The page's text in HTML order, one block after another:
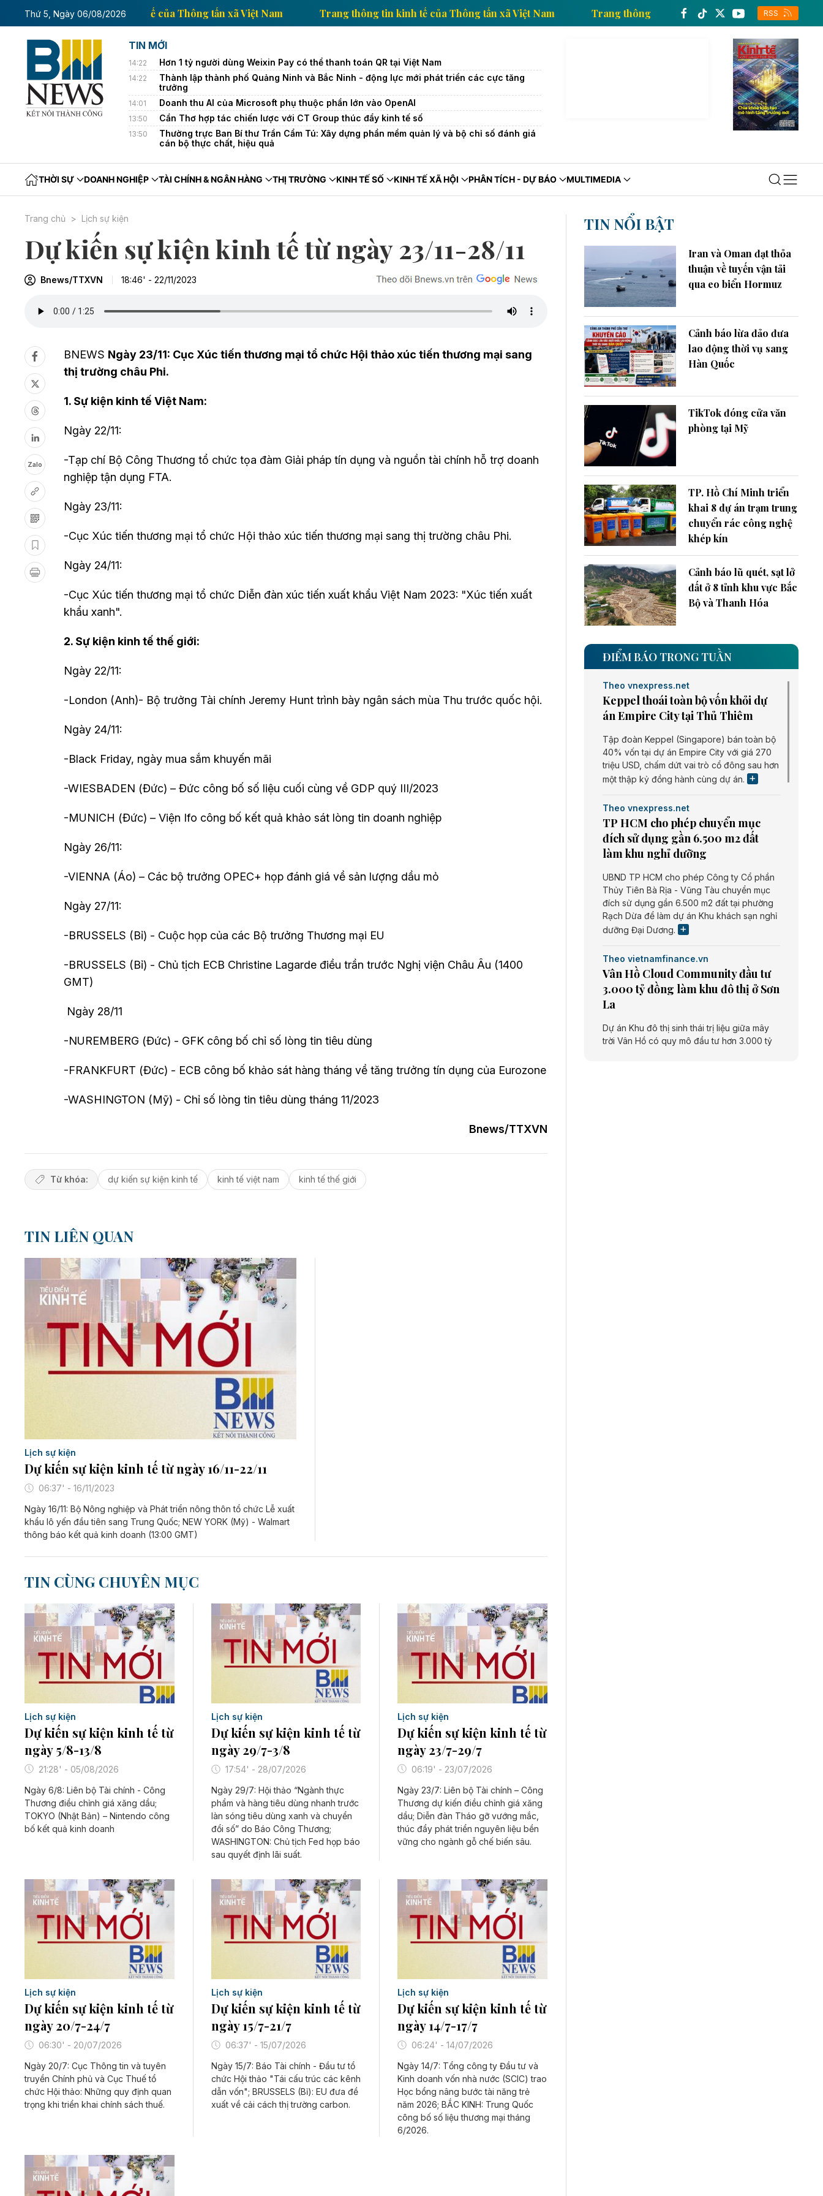
Thứ 5, Ngày 06/08/2026Trang thông tin kinh tế của Thông tấn xã Việt Nam Trang thông tin kinh tế của Thông tấn xã Việt Nam Trang thông tin kinh tế của Thông tấn xã
RSS
TIN MỚI
14:22 Hơn 1 tỷ người dùng Weixin Pay có thể thanh toán QR tại Việt Nam
14:22
Thành lập thành phố Quảng Ninh và Bắc Ninh - động lực mới phát triển các cực tăng
trưởng
14:01 Doanh thu AI của Microsoft phụ thuộc phần lớn vào OpenAI
13:50 Cần Thơ hợp tác chiến lược với CT Group thúc đẩy kinh tế số
13:50
Thường trực Ban Bí thư Trần Cẩm Tú: Xây dựng phần mềm quản lý và bộ chỉ số đánh giá
cán bộ thực chất, hiệu quả
THỜI SỰ DOANH NGHIỆP TÀI CHÍNH & NGÂN HÀNG THỊ TRƯỜNG KINH TẾ SỐ KINH TẾ XÃ HỘI PHÂN TÍCH - DỰ BÁO MULTIMEDIA
Trang chủ Lịch sự kiện
Dự kiến sự kiện kinh tế từ ngày 23/11-28/11
Bnews/TTXVN 18:46' - 22/11/2023
Zalo
BNEWS Ngày 23/11: Cục Xúc tiến thương mại tổ chức Hội thảo xúc tiến thương mại sang
thị trường châu Phi.
1. Sự kiện kinh tế Việt Nam:
Ngày 22/11:
-Tạp chí Bộ Công Thương tổ chức tọa đàm Giải pháp tín dụng và nguồn tài chính hỗ trợ doanh
nghiệp tận dụng FTA.
Ngày 23/11:
-Cục Xúc tiến thương mại tổ chức Hội thảo xúc tiến thương mại sang thị trường châu Phi.
Ngày 24/11:
-Cục Xúc tiến thương mại tổ chức Diễn đàn xúc tiến xuất khẩu Việt Nam 2023: "Xúc tiến xuất
khẩu xanh".
2. Sự kiện kinh tế thế giới:
Ngày 22/11:
-London (Anh)- Bộ trưởng Tài chính Jeremy Hunt trình bày ngân sách mùa Thu trước quốc hội.
Ngày 24/11:
-Black Friday, ngày mua sắm khuyến mãi
-WIESBADEN (Đức) – Đức công bố số liệu cuối cùng về GDP quý III/2023
-MUNICH (Đức) – Viện Ifo công bố kết quả khảo sát lòng tin doanh nghiệp
Ngày 26/11:
-VIENNA (Áo) – Các bộ trưởng OPEC+ họp đánh giá về sản lượng dầu mỏ
Ngày 27/11:
-BRUSSELS (Bỉ) - Cuộc họp của các Bộ trưởng Thương mại EU
-BRUSSELS (Bỉ) - Chủ tịch ECB Christine Lagarde điều trần trước Nghị viện Châu Âu (1400
GMT)
Ngày 28/11
-NUREMBERG (Đức) - GFK công bố chỉ số lòng tin tiêu dùng
-FRANKFURT (Đức) - ECB công bố khảo sát hàng tháng về tăng trưởng tín dụng của Eurozone
-WASHINGTON (Mỹ) - Chỉ số lòng tin tiêu dùng tháng 11/2023
Bnews/TTXVN
Từ khóa: dự kiến sự kiện kinh tế kinh tế việt nam kinh tế thế giới
TIN LIÊN QUAN
Lịch sự kiện
Dự kiến sự kiện kinh tế từ ngày 16/11-22/11
06:37' - 16/11/2023
Ngày 16/11: Bộ Nông nghiệp và Phát triển nông thôn tổ chức Lễ xuất
khẩu lô yến đầu tiên sang Trung Quốc; NEW YORK (Mỹ) - Walmart
thông báo kết quả kinh doanh (13:00 GMT)
TIN CÙNG CHUYÊN MỤC
Lịch sự kiện
Dự kiến sự kiện kinh tế từ
ngày 5/8-13/8
21:28' - 05/08/2026
Ngày 6/8: Liên bộ Tài chính - Công
Thương điều chỉnh giá xăng dầu;
TOKYO (Nhật Bản) – Nintendo công
bố kết quả kinh doanh
Lịch sự kiện
Dự kiến sự kiện kinh tế từ
ngày 29/7-3/8
17:54' - 28/07/2026
Ngày 29/7: Hội thảo “Ngành thực
phẩm và hàng tiêu dùng nhanh trước
làn sóng tiêu dùng xanh và chuyển
đổi số” do Báo Công Thương;
WASHINGTON: Chủ tịch Fed họp báo
sau quyết định lãi suất.
Lịch sự kiện
Dự kiến sự kiện kinh tế từ
ngày 23/7-29/7
06:19' - 23/07/2026
Ngày 23/7: Liên bộ Tài chính – Công
Thương dự kiến điều chỉnh giá xăng
dầu; Diễn đàn Tháo gỡ vướng mắc,
thúc đẩy phát triển nguyên liệu bền
vững cho ngành gỗ chế biến sâu.
Lịch sự kiện
Dự kiến sự kiện kinh tế từ
ngày 20/7-24/7
06:30' - 20/07/2026
Ngày 20/7: Cục Thông tin và tuyên
truyền Chính phủ và Cục Thuế tổ
chức Hội thảo: Những quy định quan
trọng khi triển khai chính sách thuế.
Lịch sự kiện
Dự kiến sự kiện kinh tế từ
ngày 15/7-21/7
06:37' - 15/07/2026
Ngày 15/7: Báo Tài chính - Đầu tư tổ
chức Hội thảo "Tái cấu trúc các kênh
dẫn vốn"; BRUSSELS (Bỉ): EU đưa đề
xuất về cải cách thị trường carbon.
Lịch sự kiện
Dự kiến sự kiện kinh tế từ
ngày 14/7-17/7
06:24' - 14/07/2026
Ngày 14/7: Tổng công ty Đầu tư và
Kinh doanh vốn nhà nước (SCIC) trao
Học bổng nâng bước tài năng trẻ
năm 2026; BẮC KINH: Trung Quốc
công bố số liệu thương mại tháng
6/2026.
TIN NỔI BẬT
Iran và Oman đạt thỏa
thuận về tuyến vận tải
qua eo biển Hormuz
Cảnh báo lừa đảo đưa
lao động thời vụ sang
Hàn Quốc
TikTok đóng cửa văn
phòng tại Mỹ
TP. Hồ Chí Minh triển
khai 8 dự án trạm trung
chuyển rác công nghệ
khép kín
Cảnh báo lũ quét, sạt lở
đất ở 8 tỉnh khu vực Bắc
Bộ và Thanh Hóa
ĐIỂM BÁO TRONG TUẦN
Theo vnexpress.net
Keppel thoái toàn bộ vốn khỏi dự
án Empire City tại Thủ Thiêm
Tập đoàn Keppel (Singapore) bán toàn bộ
40% vốn tại dự án Empire City với giá 270
triệu USD, chấm dứt vai trò cổ đông sau hơn
một thập kỷ đồng hành cùng dự án.
Theo vnexpress.net
TP HCM cho phép chuyển mục
đích sử dụng gần 6.500 m2 đất
làm khu nghỉ dưỡng
UBND TP HCM cho phép Công ty Cổ phần
Thủy Tiên Bà Rịa - Vũng Tàu chuyển mục
đích sử dụng gần 6.500 m2 đất tại phường
Rạch Dừa để làm dự án Khu khách sạn nghỉ
dưỡng Đại Dương.
Theo vietnamfinance.vn
Vân Hồ Cloud Community đầu tư
3.000 tỷ đồng làm khu đô thị ở Sơn
La
Dự án Khu đô thị sinh thái trị liệu giữa mây
trời Vân Hồ có quy mô đầu tư hơn 3.000 tỷ